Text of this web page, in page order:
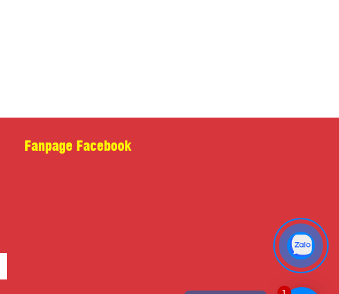
Fanpage Facebook